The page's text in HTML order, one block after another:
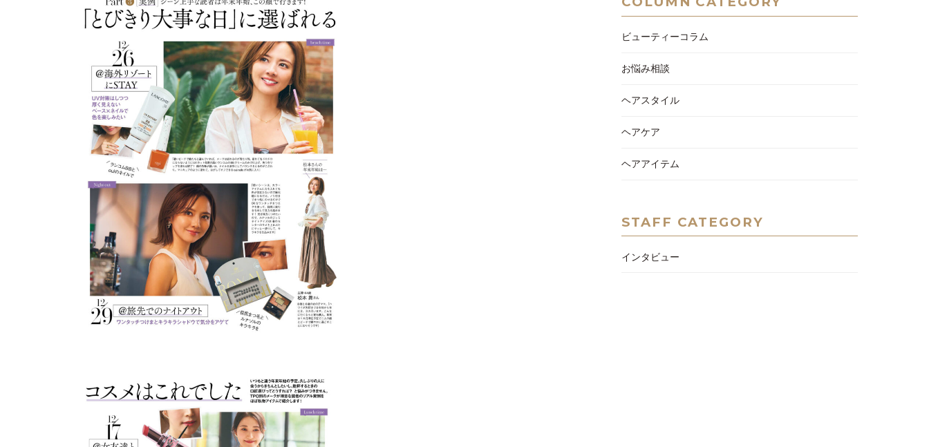
ビューティーコラム
お悩み相談
ヘアスタイル
ヘアケア
ヘアアイテム
STAFF CATEGORY
インタビュー